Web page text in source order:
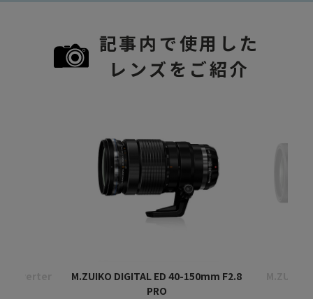
記事内で使用した
レンズをご紹介
M.ZUIKO DIGITAL ED 40-150mm F2.8
PRO